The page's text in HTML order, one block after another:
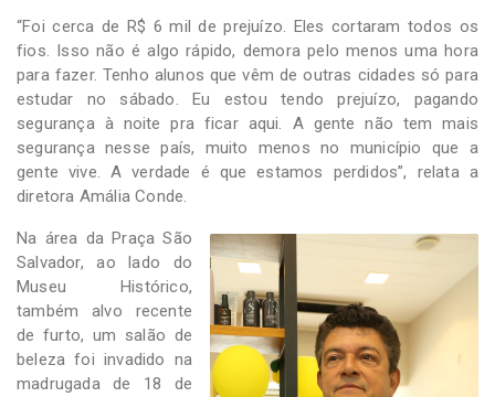
“Foi cerca de R$ 6 mil de prejuízo. Eles cortaram todos os
fios. Isso não é algo rápido, demora pelo menos uma hora
para fazer. Tenho alunos que vêm de outras cidades só para
estudar no sábado. Eu estou tendo prejuízo, pagando
segurança à noite pra ficar aqui. A gente não tem mais
segurança nesse país, muito menos no município que a
gente vive. A verdade é que estamos perdidos”, relata a
diretora Amália Conde.
Na área da Praça São
Salvador, ao lado do
Museu Histórico,
também alvo recente
de furto, um salão de
beleza foi invadido na
madrugada de 18 de